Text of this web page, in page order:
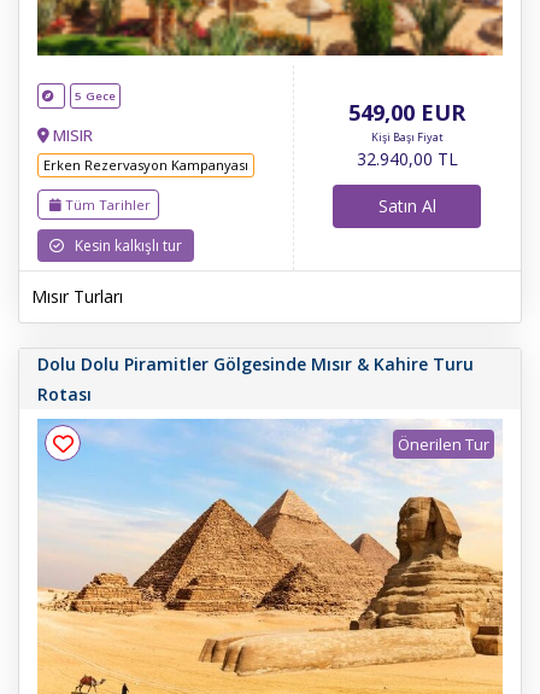
5 Gece
MISIR
Erken Rezervasyon Kampanyası
Tüm Tarihler
Kesin kalkışlı tur
549,00 EUR
Kişi Başı Fiyat
32.940,00 TL
Satın Al
Mısır Turları
Dolu Dolu Piramitler Gölgesinde Mısır & Kahire Turu
Rotası
Önerilen Tur